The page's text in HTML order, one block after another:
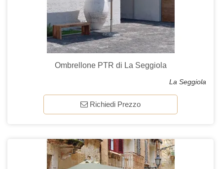
Ombrellone PTR di La Seggiola
La Seggiola
Richiedi Prezzo